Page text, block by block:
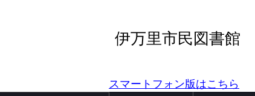
伊万里市民図書館
スマートフォン版はこちら